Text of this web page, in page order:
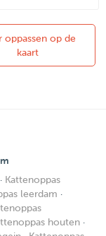
oppassen op de
kaart
· Kattenoppas
leerdam ·
houten ·